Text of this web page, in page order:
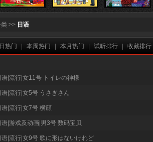
>> 日语
热门 本周热门 本月热门 试听排行 收藏排行
|流行|女11号 トイレの神様
|流行|女5号 うさぎさん
|流行|女7号 横顔
|游戏及动画|男3号 数码宝贝
|流行|女9号 歌に形はないけれど